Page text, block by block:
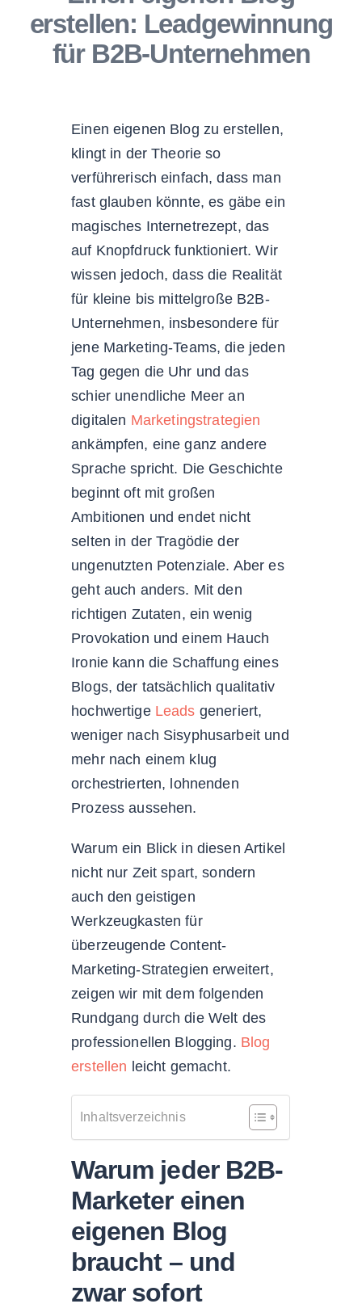
erstellen: Leadgewinnung
für B2B-Unternehmen
Einen eigenen Blog zu erstellen,
klingt in der Theorie so
verführerisch einfach, dass man
fast glauben könnte, es gäbe ein
magisches Internetrezept, das
auf Knopfdruck funktioniert. Wir
wissen jedoch, dass die Realität
für kleine bis mittelgroße B2B-
Unternehmen, insbesondere für
jene Marketing-Teams, die jeden
Tag gegen die Uhr und das
schier unendliche Meer an
digitalen Marketingstrategien
ankämpfen, eine ganz andere
Sprache spricht. Die Geschichte
beginnt oft mit großen
Ambitionen und endet nicht
selten in der Tragödie der
ungenutzten Potenziale. Aber es
geht auch anders. Mit den
richtigen Zutaten, ein wenig
Provokation und einem Hauch
Ironie kann die Schaffung eines
Blogs, der tatsächlich qualitativ
hochwertige Leads generiert,
weniger nach Sisyphusarbeit und
mehr nach einem klug
orchestrierten, lohnenden
Prozess aussehen.
Warum ein Blick in diesen Artikel
nicht nur Zeit spart, sondern
auch den geistigen
Werkzeugkasten für
überzeugende Content-
Marketing-Strategien erweitert,
zeigen wir mit dem folgenden
Rundgang durch die Welt des
professionellen Blogging. Blog
erstellen leicht gemacht.
Inhaltsverzeichnis
Warum jeder B2B-
Marketer einen
eigenen Blog
braucht – und
zwar sofort